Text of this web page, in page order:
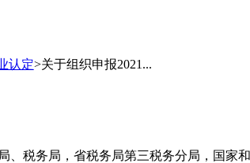
认定>关于组织申报2021...
、税务局，省税务局第三税务分局，国家